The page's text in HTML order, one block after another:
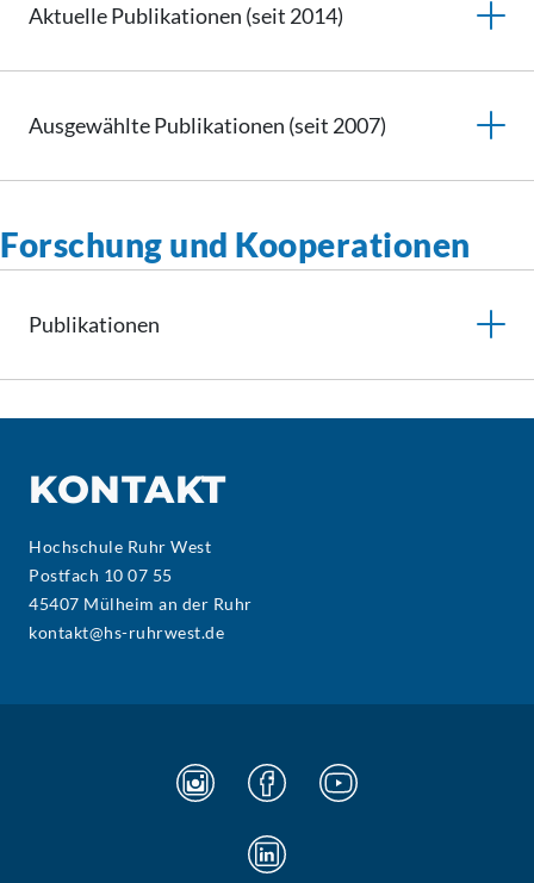
Aktuelle Publikationen (seit 2014)
Ausgewählte Publikationen (seit 2007)
Forschung und Kooperationen
Publikationen
KONTAKT
Hochschule Ruhr West
Postfach 10 07 55
45407 Mülheim an der Ruhr
kontakt@hs-ruhrwest.de